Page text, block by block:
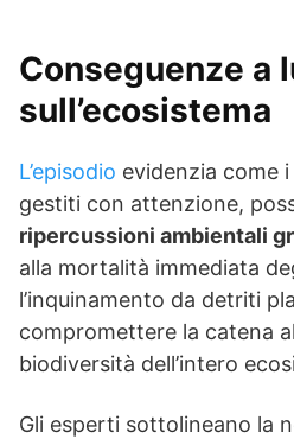
Conseguenze a
sull’ecosistema
L’episodio evidenzia come
gestiti con attenzione,
ripercussioni ambientali
alla mortalità immediata
l’inquinamento da detriti
compromettere la catena
biodiversità dell’intero
Gli esperti sottolineano la